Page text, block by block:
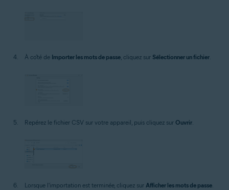
À côté de Importer les mots de passe, cliquez sur Sélectionner un fichier.
Repérez le fichier CSV sur votre appareil, puis cliquez sur Ouvrir.
Lorsque l'importation est terminée, cliquez sur Afficher les mots de passe.